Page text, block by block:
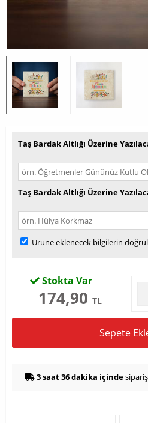
Taş Bardak Altlığı Üzerine
Taş Bardak Altlığı Üzerine
Ürüne eklenecek bilgilerin
Stokta Var
174,90 TL
Sepete
3 saat 36 dakika içinde